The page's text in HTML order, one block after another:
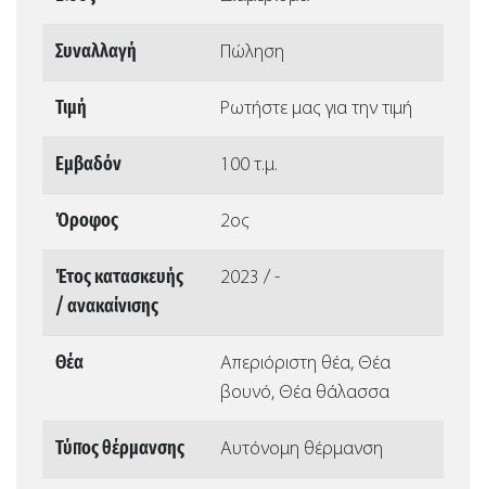
Συναλλαγή Πώληση
Τιμή Ρωτήστε μας για την τιμή
Εμβαδόν 100 τ.μ.
Όροφος 2ος
Έτος κατασκευής
/ ανακαίνισης
2023 / -
Θέα
Απεριόριστη θέα, Θέα
βουνό, Θέα θάλασσα
Τύπος θέρμανσης Αυτόνομη θέρμανση